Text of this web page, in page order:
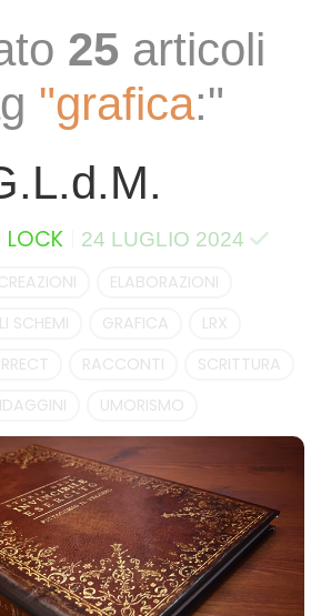
25 articoli
"grafica:"
LOCK 24 LUGLIO 2024
ELABORAZIONI
SCHEMI
GRAFICA
LRX
RACCONTI
SCRITTURA
UMORISMO